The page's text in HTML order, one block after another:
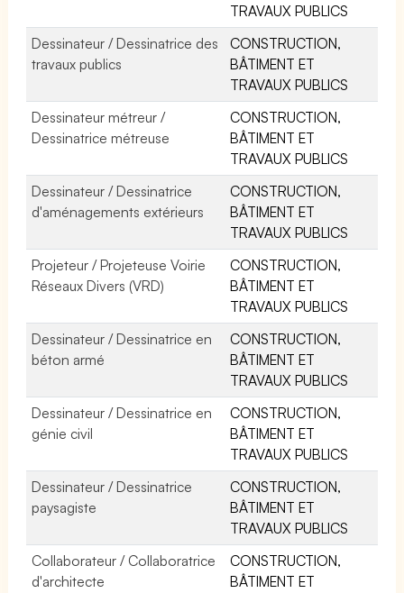
TRAVAUX PUBLICS
Dessinateur / Dessinatrice des
travaux publics
CONSTRUCTION,
BÂTIMENT ET
TRAVAUX PUBLICS
Dessinateur métreur /
Dessinatrice métreuse
CONSTRUCTION,
BÂTIMENT ET
TRAVAUX PUBLICS
Dessinateur / Dessinatrice
d'aménagements extérieurs
CONSTRUCTION,
BÂTIMENT ET
TRAVAUX PUBLICS
Projeteur / Projeteuse Voirie
Réseaux Divers (VRD)
CONSTRUCTION,
BÂTIMENT ET
TRAVAUX PUBLICS
Dessinateur / Dessinatrice en
béton armé
CONSTRUCTION,
BÂTIMENT ET
TRAVAUX PUBLICS
Dessinateur / Dessinatrice en
génie civil
CONSTRUCTION,
BÂTIMENT ET
TRAVAUX PUBLICS
Dessinateur / Dessinatrice
paysagiste
CONSTRUCTION,
BÂTIMENT ET
TRAVAUX PUBLICS
Collaborateur / Collaboratrice
d'architecte
CONSTRUCTION,
BÂTIMENT ET